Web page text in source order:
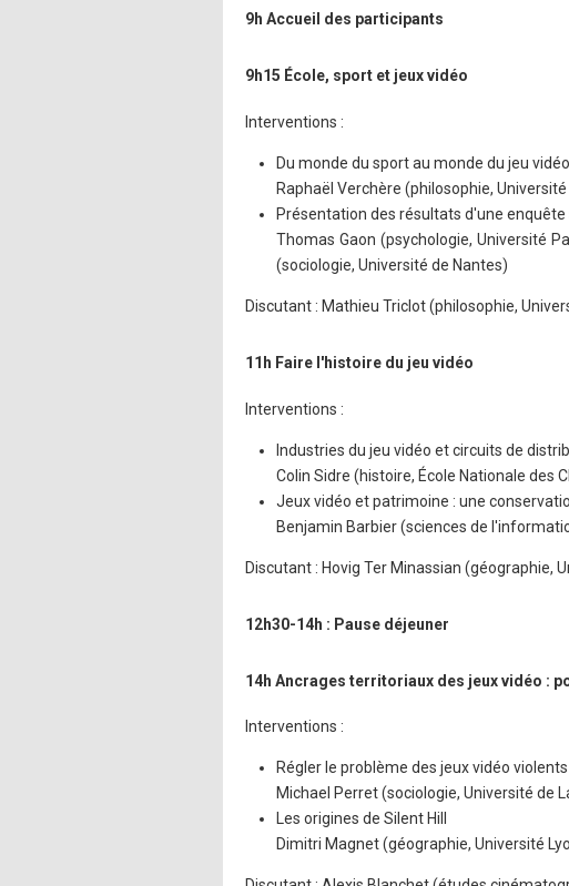
9h Accueil des participants
9h15 École, sport et jeux vidéo
Interventions :
Du monde du sport au monde du jeu vidéo
Raphaël Verchère (philosophie, Université
Présentation des résultats d'une
Thomas Gaon (psychologie, Université
(sociologie, Université de Nantes)
Discutant : Mathieu Triclot (philosophie,
11h Faire l'histoire du jeu vidéo
Interventions :
Industries du jeu vidéo et circuits de
Colin Sidre (histoire, École Nationale des
Jeux vidéo et patrimoine : une
Benjamin Barbier (sciences de
Discutant : Hovig Ter Minassian (géographie,
12h30-14h : Pause déjeuner
14h Ancrages territoriaux des jeux vidéo :
Interventions :
Régler le problème des jeux vidéo
Michael Perret (sociologie, Université de
Les origines de Silent Hill
Dimitri Magnet (géographie, Université